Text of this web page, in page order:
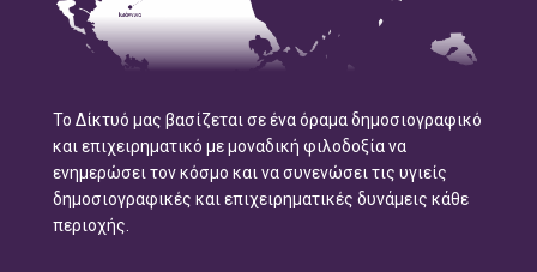
Το Δίκτυό μας βασίζεται σε ένα όραμα δημοσιογραφικό
και επιχειρηματικό με μοναδική φιλοδοξία να
ενημερώσει τον κόσμο και να συνενώσει τις υγιείς
δημοσιογραφικές και επιχειρηματικές δυνάμεις κάθε
περιοχής.